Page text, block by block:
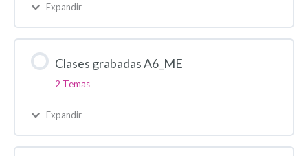
Expandir
Clases grabadas A6_ME
2 Temas
Expandir